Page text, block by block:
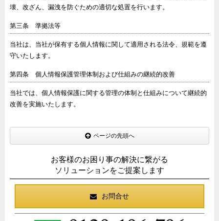
壊、改ざん、漏洩を防ぐための適切な処置を行います。
第三条 準拠法等
当社は、当社が保有する個人情報に関して適用される法令、規範を遵
守いたします。
第四条 個人情報保護管理体制および仕組みの継続的改善
当社では、個人情報保護に関する管理の体制と仕組みについて継続的
改善を実施いたします。
ページの先頭へ
お客様のお困り事の解決に繋がる
ソリューションをご提案します
お問合せ